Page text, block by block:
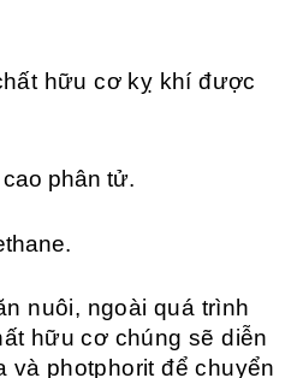
hữu cơ kỵ khí được
phân tử.
nuôi, ngoài quá trình
hữu cơ chúng sẽ diễn
và photphorit để chuyển